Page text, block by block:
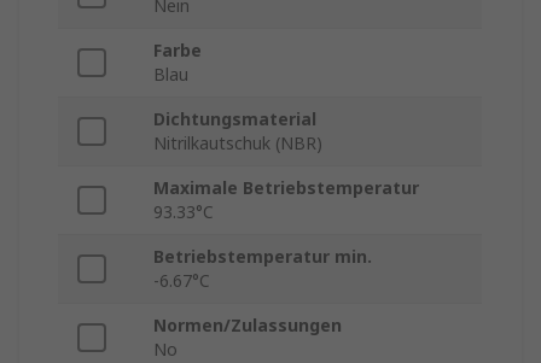
Nein
Farbe
Blau
Dichtungsmaterial
Nitrilkautschuk (NBR)
Maximale Betriebstemperatur
93.33°C
Betriebstemperatur min.
-6.67°C
Normen/Zulassungen
No